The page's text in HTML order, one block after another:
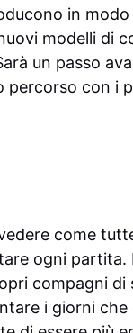
in
modelli di
un passo
percorso con i
come
ogni partita.
compagni
i giorni che